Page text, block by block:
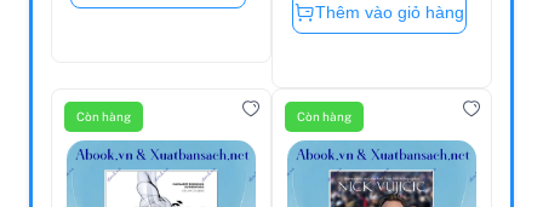
Thêm vào giỏ hàng
Còn hàng Còn hàng